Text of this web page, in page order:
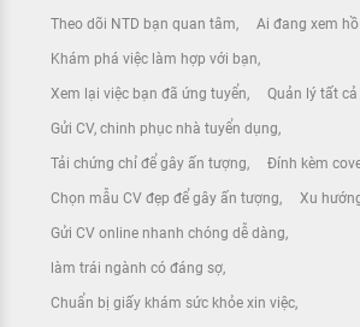
Theo dõi NTD bạn quan tâm Ai đang xem
Khám phá việc làm hợp với bạn
Xem lại việc bạn đã ứng tuyển Quản lý tất
Gửi CV, chinh phục nhà tuyển dụng
Tải chứng chỉ để gây ấn tượng Đính kèm
Chọn mẫu CV đẹp để gây ấn tượng Xu
Gửi CV online nhanh chóng dễ dàng
làm trái ngành có đáng sợ
Chuẩn bị giấy khám sức khỏe xin việc